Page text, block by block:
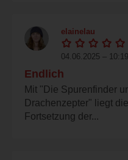
elainelau
04.06.2025 – 10:19
Endlich
Mit "Die Spurenfinder
Drachenzepter" liegt
Fortsetzung der...